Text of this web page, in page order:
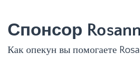
Спонсор
Как опекун вы помогаете